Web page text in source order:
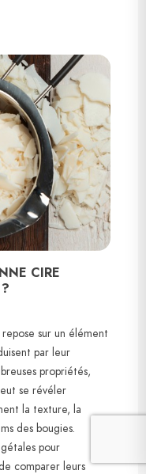
CIRE
sur un élément
par leur
propriétés,
se révéler
la texture, la
des bougies.
pour
comparer leurs